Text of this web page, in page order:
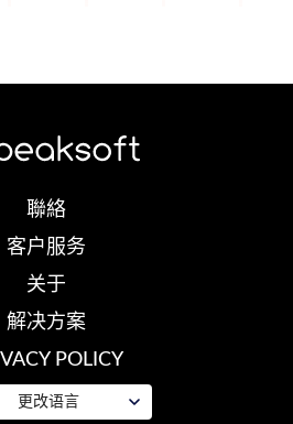
聯絡
客户服务
关于
解决方案
POLICY
更改语言